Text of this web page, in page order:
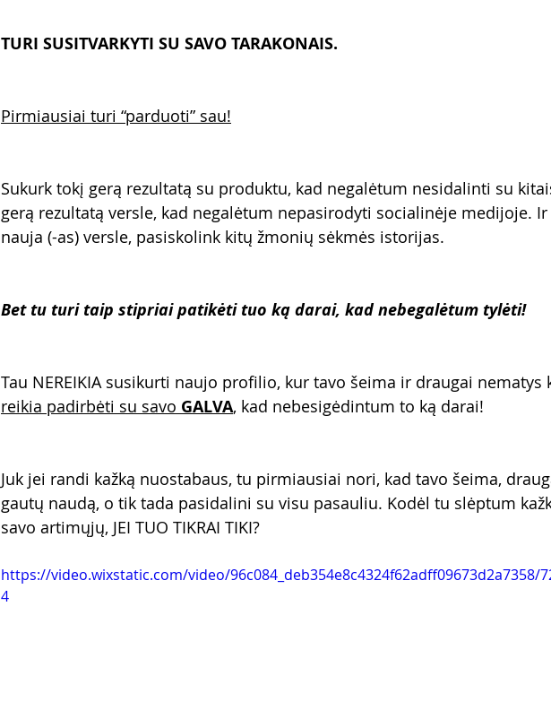
TURI SUSITVARKYTI SU SAVO TARAKONAIS.
Pirmiausiai turi “parduoti” sau!
Sukurk tokį gerą rezultatą su produktu, kad negalėtum nesidalinti su
gerą rezultatą versle, kad negalėtum nepasirodyti socialinėje medijoje.
nauja (-as) versle, pasiskolink kitų žmonių sėkmės istorijas.
Bet tu turi taip stipriai patikėti tuo ką darai, kad nebegalėtum tylėti!
Tau NEREIKIA susikurti naujo profilio, kur tavo šeima ir draugai nematys
reikia padirbėti su savo GALVA, kad nebesigėdintum to ką darai!
Juk jei randi kažką nuostabaus, tu pirmiausiai nori, kad tavo šeima,
gautų naudą, o tik tada pasidalini su visu pasauliu. Kodėl tu slėptum
savo artimųjų, JEI TUO TIKRAI TIKI?
https://video.wixstatic.com/video/96c084_deb354e8c4324f62adff09673d2a7358/
4